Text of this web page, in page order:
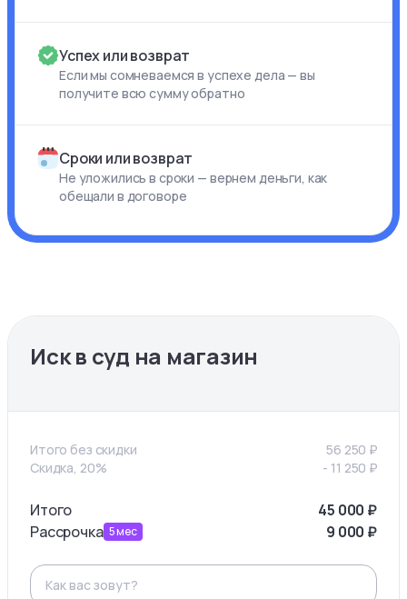
Успех или возврат
Если мы сомневаемся в успехе дела — вы
получите всю сумму обратно
Сроки или возврат
Не уложились в сроки — вернем деньги, как
обещали в договоре
Иск в суд на магазин
Итого без скидки 56 250 ₽
Скидка, 20%
- 11 250 ₽
Итого 45 000 ₽
Рассрочка 5мес 9 000 ₽